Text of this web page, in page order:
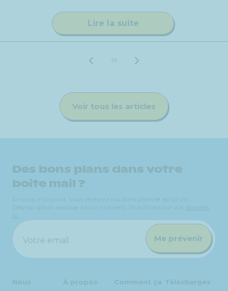
Lire la suite
1 /de
3
Voir tous les articles
Des bons plans dans votre
boite mail ?
En vous inscrivant, vous recevrez nos bons plans et actus vin.
Désinscription possible à tout moment. Plus d'infos sur vos données
ici
Votre email Me prévenir
Nous
À propos
Comment ça Téléchargez